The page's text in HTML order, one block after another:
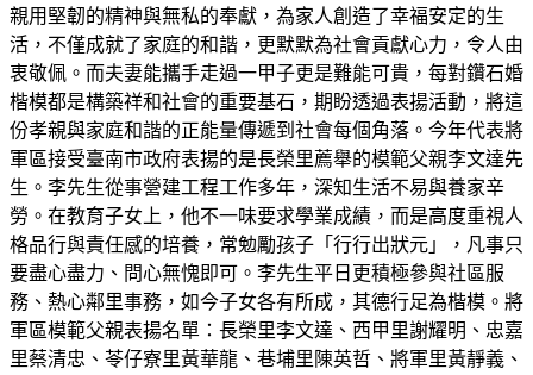
親用堅韌的精神與無私的奉獻，為家人創造了幸福安定的生
活，不僅成就了家庭的和諧，更默默為社會貢獻心力，令人由
衷敬佩。而夫妻能攜手走過一甲子更是難能可貴，每對鑽石婚
楷模都是構築祥和社會的重要基石，期盼透過表揚活動，將這
份孝親與家庭和諧的正能量傳遞到社會每個角落。今年代表將
軍區接受臺南市政府表揚的是長榮里薦舉的模範父親李文達先
生。李先生從事營建工程工作多年，深知生活不易與養家辛
勞。在教育子女上，他不一味要求學業成績，而是高度重視人
格品行與責任感的培養，常勉勵孩子「行行出狀元」，凡事只
要盡心盡力、問心無愧即可。李先生平日更積極參與社區服
務、熱心鄰里事務，如今子女各有所成，其德行足為楷模。將
軍區模範父親表揚名單：長榮里李文達、西甲里謝耀明、忠嘉
里蔡清忠、苓仔寮里黃華龍、巷埔里陳英哲、將軍里黃靜義、